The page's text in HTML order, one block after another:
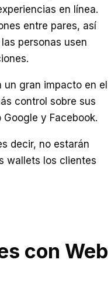
en línea.
entre pares, así
personas usen
gran impacto en el
control sobre sus
y Facebook.
decir, no estarán
wallets los clientes
con Web